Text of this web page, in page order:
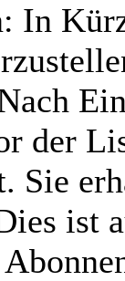
In
der
Sie
ist